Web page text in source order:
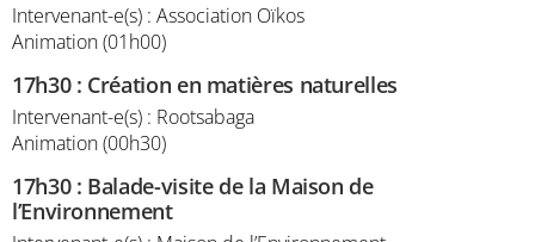
Intervenant-e(s) : Association Oïkos
Animation (01h00)
17h30: Création en matières naturelles
Intervenant-e(s) : Rootsabaga
Animation (00h30)
17h30: Balade-visite de la Maison de
l’Environnement